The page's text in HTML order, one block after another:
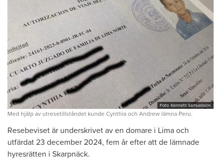
Foto: Kenneth Samuelsson
Med hjälp av utresetillståndet kunde Cynthia och Andrew lämna Peru.
Resebeviset är underskrivet av en domare i Lima och
utfärdat 23 december 2024, fem år efter att de lämnade
hyresrätten i Skarpnäck.